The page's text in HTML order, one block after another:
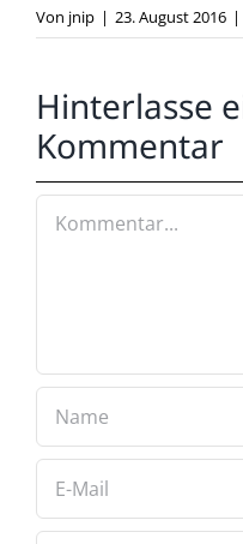
Von jnip | 23. August 2016 |
Hinterlasse
Kommentar